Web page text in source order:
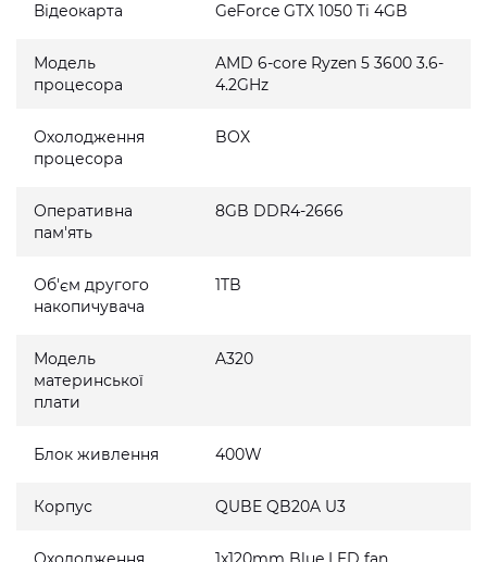
Відеокарта GeForce GTX 1050 Ti 4GB
Модель
процесора
AMD 6-core Ryzen 5 3600 3.6-
4.2GHz
Охолодження
процесора
BOX
Оперативна
пам'ять
8GB DDR4-2666
Об'єм другого
накопичувача
1TB
Модель
материнської
плати
A320
Блок живлення 400W
Корпус QUBE QB20A U3